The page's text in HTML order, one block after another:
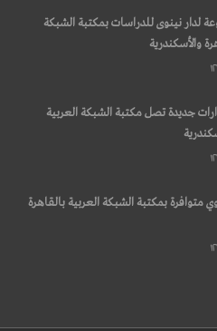
لدار نينوى للدراسات بمكتبة الشبكة
والأسكندرية
جديدة تصل مكتبة الشبكة العربية
متوافرة بمكتبة الشبكة العربية بالقاهرة